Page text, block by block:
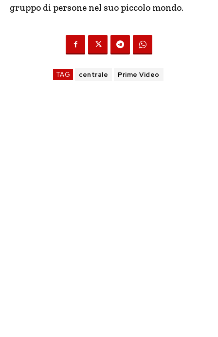
gruppo di persone nel suo piccolo mondo.
TAG centrale Prime Video